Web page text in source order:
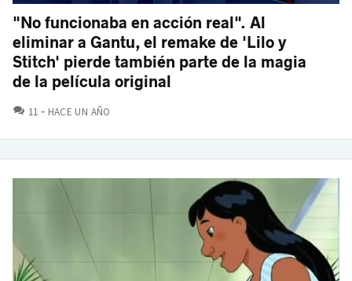
"No funcionaba en acción real". Al
eliminar a Gantu, el remake de 'Lilo y
Stitch' pierde también parte de la magia
de la película original
11 COMENTARIOS
HACE UN AÑO